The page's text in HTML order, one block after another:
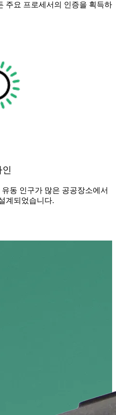
주요 프로세서의 인증을 획득하
동 인구가 많은 공공장소에서
계되었습니다.